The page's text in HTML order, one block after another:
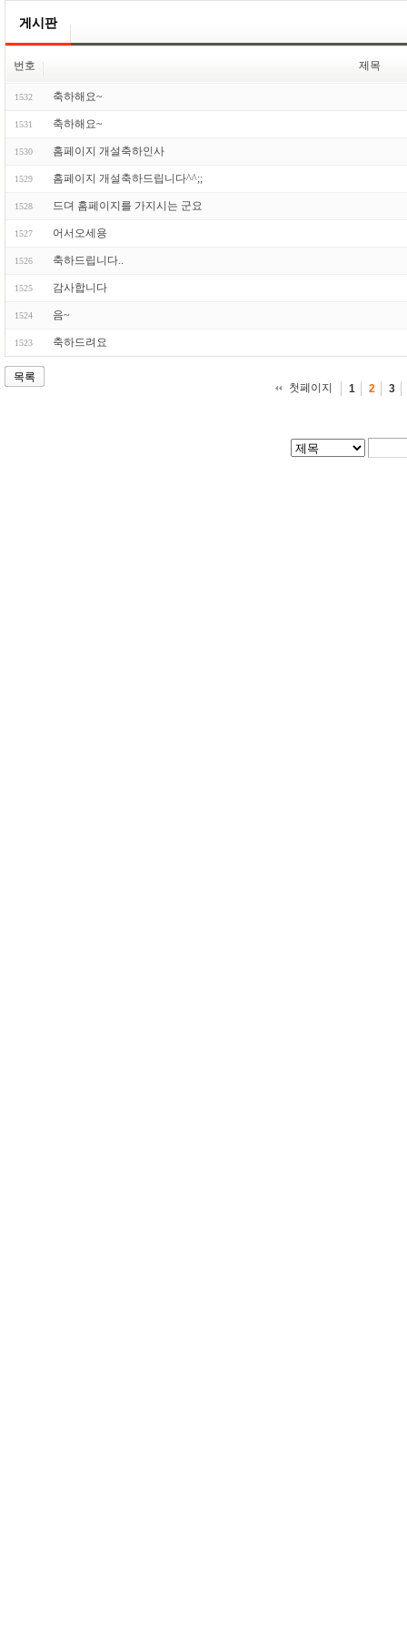
게시판
번호 제목
1532 축하해요~
1531 축하해요~
1530 홈페이지 개설축하인사
1529 홈페이지 개설축하드립니다^^;;
1528 드뎌 홈페이지를 가지시는 군요
1527 어서오세용
1526 축하드립니다..
1525 감사합니다
1524 음~
1523 축하드려요
목록
첫페이지
1 2 3